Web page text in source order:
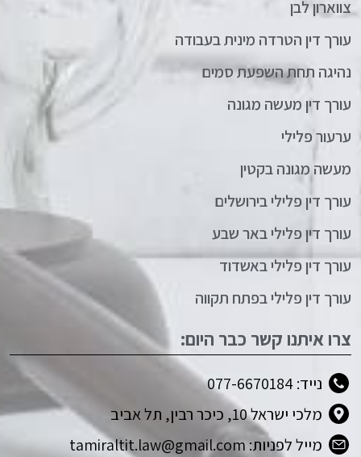
צווארון לבן
עורך דין הטרדה מינית בעבודה
נהיגה תחת השפעת סמים
עורך דין מעשה מגונה
ערעור פלילי
מעשה מגונה בקטין
עורך דין פלילי בירושלים
עורך דין פלילי באר שבע
עורך דין פלילי באשדוד
עורך דין פלילי בפתח תקווה
צרו איתנו קשר כבר היום:
נייד: 077-6670184
מלכי ישראל 10, כיכר רבין, תל אביב
מייל לפניות: tamiraltit.law@gmail.com